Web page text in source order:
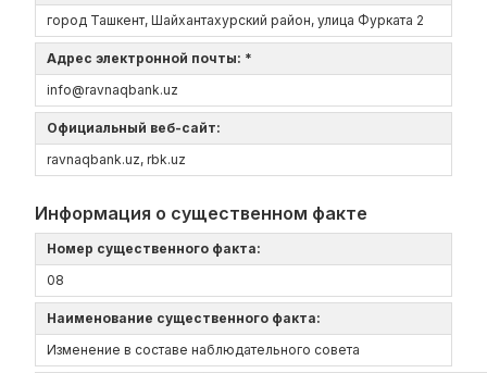
город Ташкент, Шайхантахурский район, улица Фурката 2
Адрес электронной почты: *
info@ravnaqbank.uz
Официальный веб-сайт:
ravnaqbank.uz, rbk.uz
Информация о существенном факте
Номер существенного факта:
08
Наименование существенного факта:
Изменение в составе наблюдательного совета